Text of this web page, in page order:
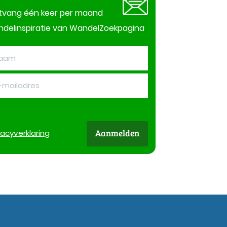
één keer per maand
van WandelZoekpagina
verklaring Aanmelden